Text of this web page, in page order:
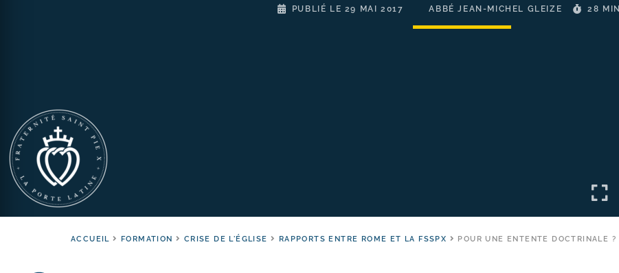
PUBLIÉ LE 29 MAI 2017 ABBÉ JEAN-MICHEL GLEIZE 28
ACCUEIL FORMATION CRISE DE L'ÉGLISE RAPPORTS ENTRE ROME ET LA FSSPX POUR UNE ENTENTE DOCTRINALE ?